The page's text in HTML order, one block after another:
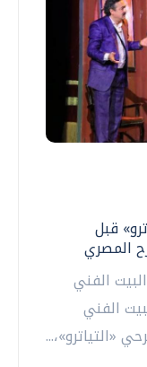
قبل
المصري
الفني
الفني
«التياترو»،...